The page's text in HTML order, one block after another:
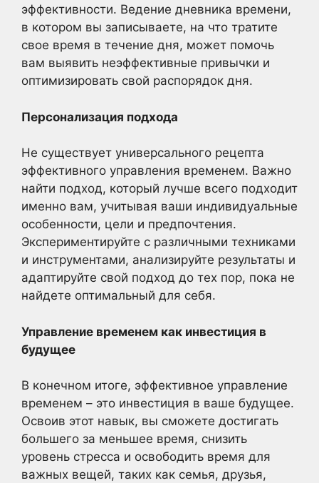
эффективности. Ведение дневника времени,
в котором вы записываете, на что тратите
свое время в течение дня, может помочь
вам выявить неэффективные привычки и
оптимизировать свой распорядок дня.
Персонализация подхода
Не существует универсального рецепта
эффективного управления временем. Важно
найти подход, который лучше всего подходит
именно вам, учитывая ваши индивидуальные
особенности, цели и предпочтения.
Экспериментируйте с различными техниками
и инструментами, анализируйте результаты и
адаптируйте свой подход до тех пор, пока не
найдете оптимальный для себя.
Управление временем как инвестиция в
будущее
В конечном итоге, эффективное управление
временем – это инвестиция в ваше будущее.
Освоив этот навык, вы сможете достигать
большего за меньшее время, снизить
уровень стресса и освободить время для
важных вещей, таких как семья, друзья,